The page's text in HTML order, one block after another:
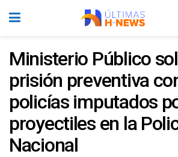
Ministerio Público
prisión preventiva
policías imputados
proyectiles en la
Nacional